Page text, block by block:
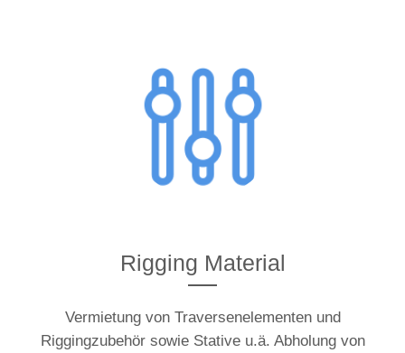
Rigging Material
Vermietung von Traversenelementen und
Riggingzubehör sowie Stative u.ä. Abholung von